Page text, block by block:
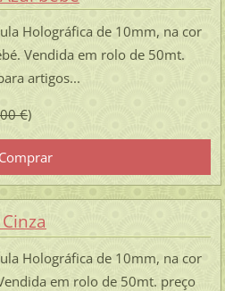
Holográfica de 10mm, na cor
Vendida em rolo de 50mt.
artigos...
€)
Holográfica de 10mm, na cor
em rolo de 50mt. preço